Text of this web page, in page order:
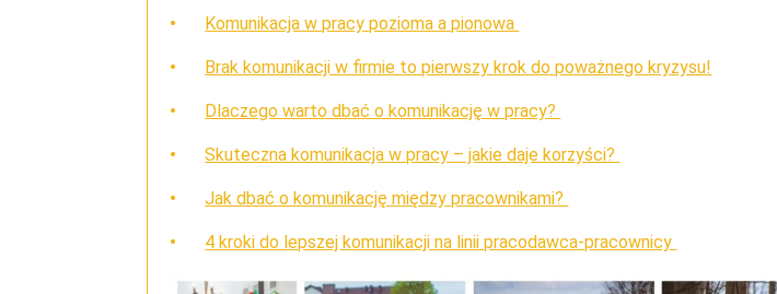
Komunikacja w pracy pozioma a pionowa
Brak komunikacji w firmie to pierwszy krok do poważnego kryzysu!
Dlaczego warto dbać o komunikację w pracy?
Skuteczna komunikacja w pracy – jakie daje korzyści?
Jak dbać o komunikację między pracownikami?
4 kroki do lepszej komunikacji na linii pracodawca-pracownicy